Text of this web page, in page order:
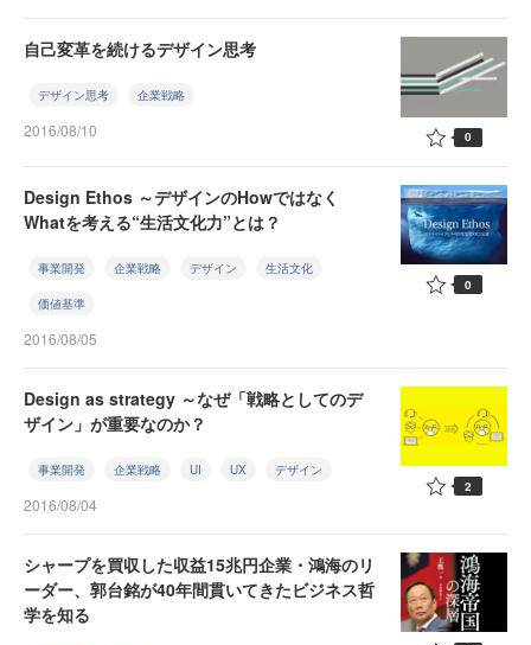
自己変革を続けるデザイン思考
デザイン思考 企業戦略
2016/08/10 0
Design Ethos ～デザインのHowではなく
Whatを考える“生活文化力”とは？
事業開発 企業戦略 デザイン 生活文化
価値基準
2016/08/05
0
Design as strategy ～なぜ「戦略としてのデ
ザイン」が重要なのか？
事業開発 企業戦略 UI UX デザイン
2016/08/04
2
シャープを買収した収益15兆円企業・鴻海のリ
ーダー、郭台銘が40年間貫いてきたビジネス哲
学を知る